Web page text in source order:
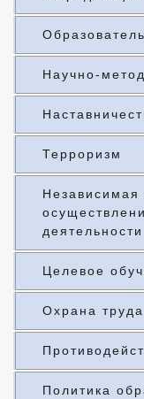
Научно-
Терроризм
Независимая
деятельности
Целевое
Охрана труда
Политика